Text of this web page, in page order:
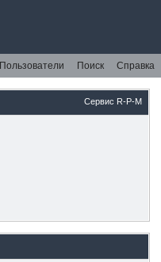
Пользователи Поиск Справка
Сервис R-P-M